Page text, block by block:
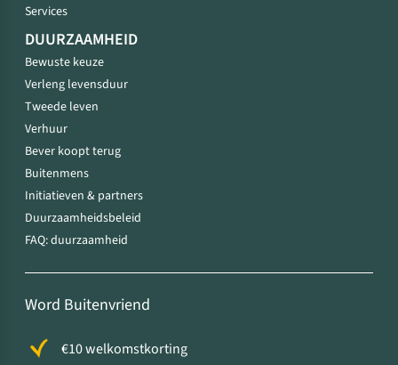
Services
DUURZAAMHEID
Bewuste keuze
Verleng levensduur
Tweede leven
Verhuur
Bever koopt terug
Buitenmens
Initiatieven & partners
Duurzaamheidsbeleid
FAQ: duurzaamheid
Word Buitenvriend
€10 welkomstkorting